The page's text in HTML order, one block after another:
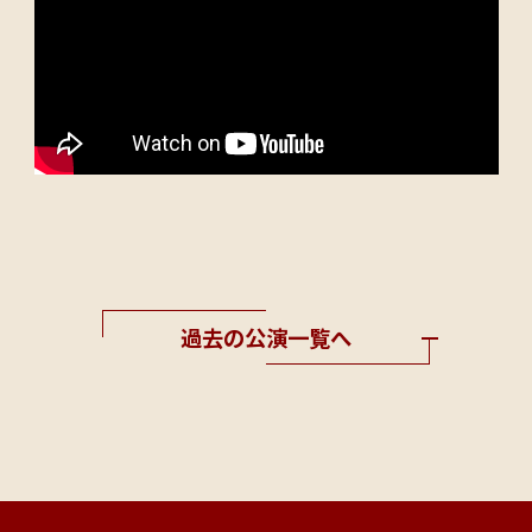
過去の公演一覧へ